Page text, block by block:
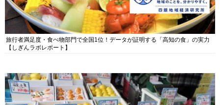
旅行者満足度・食べ物部門で全国1位！データが証明する「高知の食」の実力
【しぎんラボレポート】